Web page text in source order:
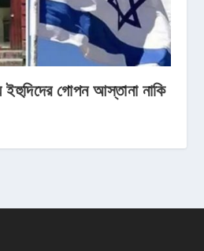
ইহুদিদের গোপন আস্তানা নাকি